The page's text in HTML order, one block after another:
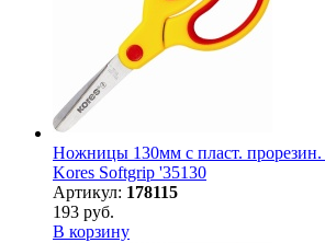
Ножницы 130мм с пласт. прорезин.
Kores Softgrip '35130
Артикул: 178115
193 руб.
В корзину